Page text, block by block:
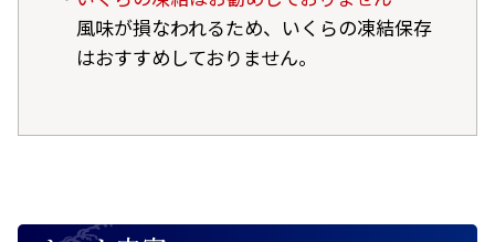
風味が損なわれるため、いくらの凍結保存
はおすすめしておりません。